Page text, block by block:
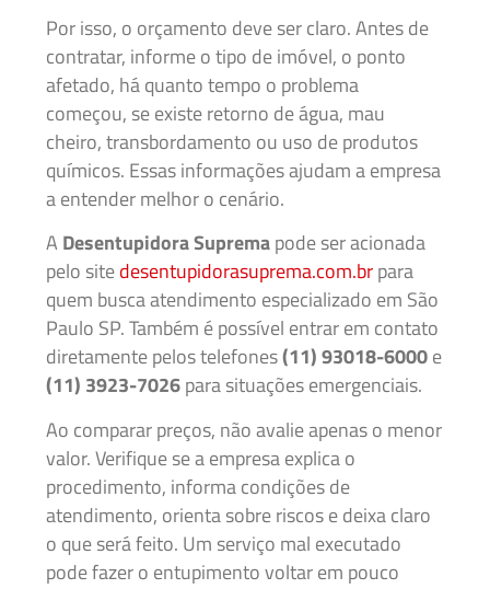
Por isso, o orçamento deve ser claro. Antes de
contratar, informe o tipo de imóvel, o ponto
afetado, há quanto tempo o problema
começou, se existe retorno de água, mau
cheiro, transbordamento ou uso de produtos
químicos. Essas informações ajudam a empresa
a entender melhor o cenário.
A Desentupidora Supremapode ser acionada
pelo sitedesentupidorasuprema.com.brpara
quem busca atendimento especializado em São
Paulo SP. Também é possível entrar em contato
diretamente pelos telefones(11) 93018-6000e
(11) 3923-7026para situações emergenciais.
Ao comparar preços, não avalie apenas o menor
valor. Verifique se a empresa explica o
procedimento, informa condições de
atendimento, orienta sobre riscos e deixa claro
o que será feito. Um serviço mal executado
pode fazer o entupimento voltar em pouco